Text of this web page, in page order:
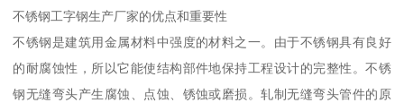
不锈钢工字钢生产厂家的优点和重要性
不锈钢是建筑用金属材料中强度的材料之一。由于不锈钢具有良好
的耐腐蚀性，所以它能使结构部件地保持工程设计的完整性。不锈
钢无缝弯头产生腐蚀、点蚀、锈蚀或磨损。轧制无缝弯头管件的原